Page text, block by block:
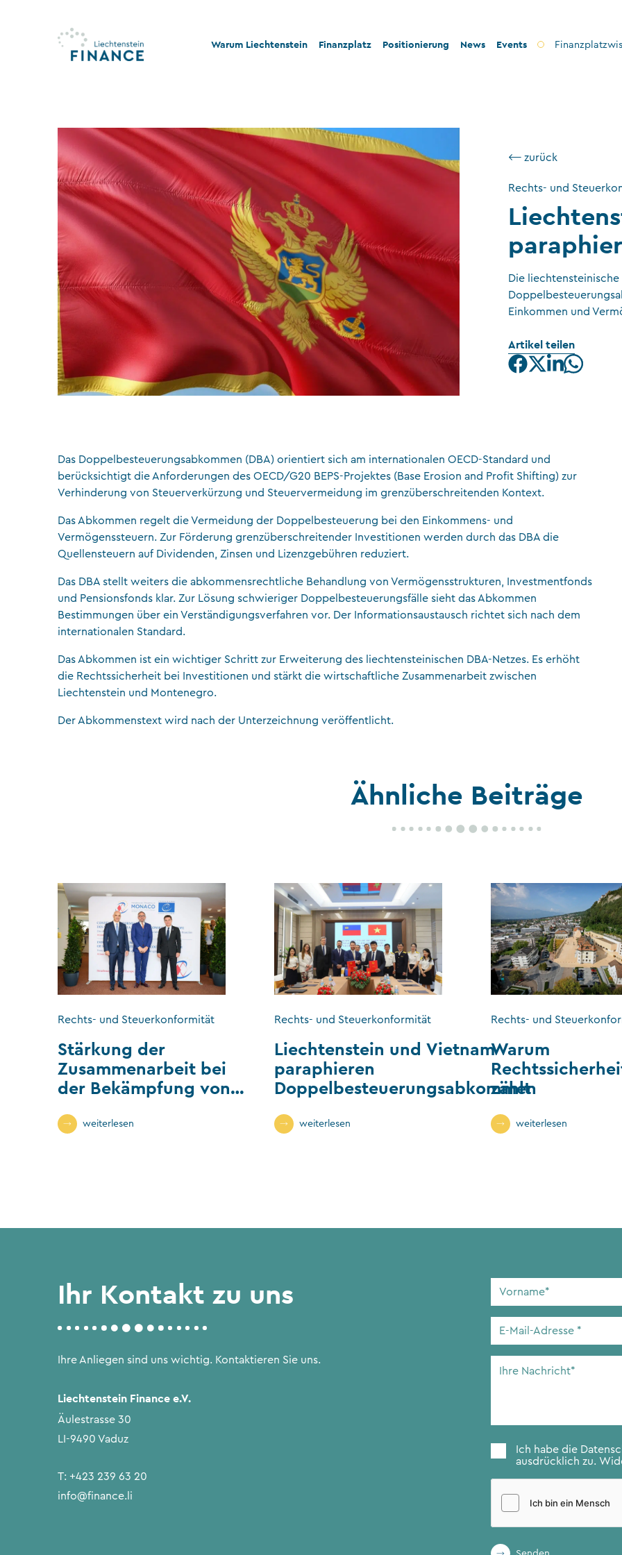
Warum Liechtenstein
Stabilität und Rechtssicherheit
Rechts- und Steuerkonformität
Nachhaltigkeit und Philanthropie
Stiftungswesen
Finanzplatz
Treuhandsektor
Vermögensverwaltung
Fondsplatz
Versicherungen
Gemeinnützige Stiftungen und Trusts
Wirtschaftsprüfung
VT-Dienstleistungen
Versicherungsvermittler
CFA Society Liechtenstein
Rechtsanwälte
Positionierung
Stabilität und Sicherheit
Konformität
News Events
⟵ zurück
Rechts- und
Die
Einkommen und
Artikel teilen
Das Doppelbesteuerungsabkommen (DBA) orientiert sich am internationalen OECD-Standard und
berücksichtigt die Anforderungen des OECD/G20 BEPS-Projektes (Base Erosion and Profit Shifting) zur
Verhinderung von Steuerverkürzung und Steuervermeidung im grenzüberschreitenden Kontext.
Das Abkommen regelt die Vermeidung der Doppelbesteuerung bei den Einkommens- und
Vermögenssteuern. Zur Förderung grenzüberschreitender Investitionen werden durch das DBA die
Quellensteuern auf Dividenden, Zinsen und Lizenzgebühren reduziert.
Das DBA stellt weiters die abkommensrechtliche Behandlung von Vermögensstrukturen, Investmentfonds
und Pensionsfonds klar. Zur Lösung schwieriger Doppelbesteuerungsfälle sieht das Abkommen
Bestimmungen über ein Verständigungsverfahren vor. Der Informationsaustausch richtet sich nach dem
internationalen Standard.
Das Abkommen ist ein wichtiger Schritt zur Erweiterung des liechtensteinischen DBA-Netzes. Es erhöht
die Rechtssicherheit bei Investitionen und stärkt die wirtschaftliche Zusammenarbeit zwischen
Liechtenstein und Montenegro.
Der Abkommenstext wird nach der Unterzeichnung veröffentlicht.
Ähnliche Beiträge
Rechts- und Steuerkonformität
Stärkung der
Zusammenarbeit bei
der Bekämpfung von
weiterlesen
Rechts- und Steuerkonformität
Liechtenstein und Vietnam
paraphieren
Doppelbesteuerungsabkommen
weiterlesen
Rechts- und
Warum
zählt
weiterlesen
Ihr Kontakt zu uns
Ihre Anliegen sind uns wichtig. Kontaktieren Sie uns.
Liechtenstein Finance e.V.
Äulestrasse 30
LI-9490 Vaduz
T: +423 239 63 20
info@finance.li
Vorname
E-
Adresse*
Zustimmung*
Ich habe die
ausdrücklich zu.